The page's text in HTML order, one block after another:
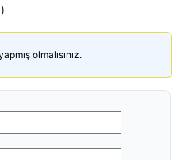
olmalısınız.